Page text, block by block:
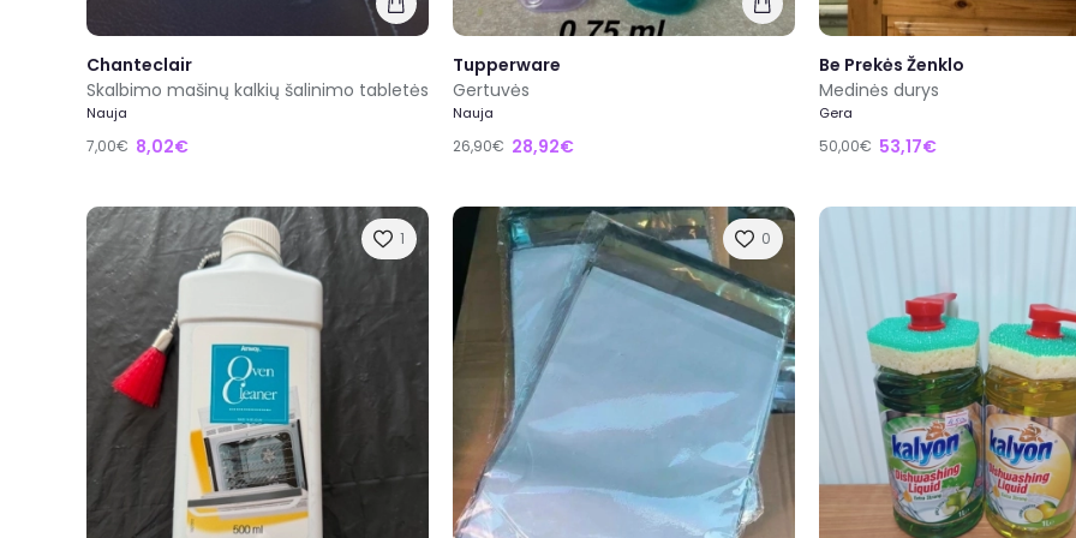
Chanteclair
Skalbimo mašinų kalkių šalinimo tabletės
Nauja
7,00€ 8,02€
Tupperware
Gertuvės
Nauja
26,90€ 28,92€
Be Prekės Ženklo
Medinės durys
Gera
50,00€ 53,17€
1 0